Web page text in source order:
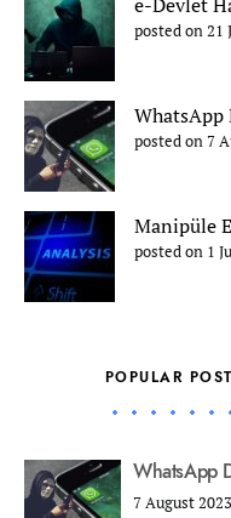
posted on 21
WhatsApp
posted on 7
Manipüle
posted on 1
POPULAR
WhatsApp
7 August 2023